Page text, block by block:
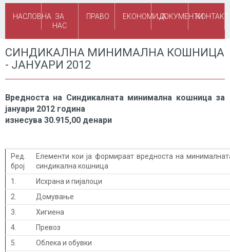
НАСЛОВНА ЗА
НАС
ПРАВО ЕКОНОМИЈАДОКУМЕНТИКОНТАКТ
СИНДИКАЛНА МИНИМАЛНА КОШНИЦА
- ЈАНУАРИ 2012
Вредноста на Синдикалната минимална кошница за
јануари 2012 година
изнесува 30.915,00 денари
Ред.
број
Елементи кои ја формираат вредноста на
синдикална кошница
1.
Исхрана и пијалоци
2.
Домување
3.
Хигиена
4.
Превоз
5.
Облека и обувки